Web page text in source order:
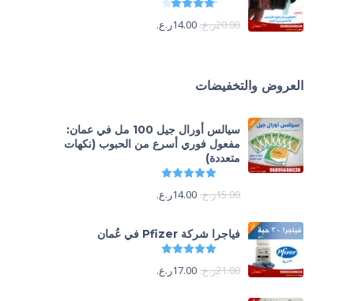
تم التقييم
20.00ر.ع. 14.00ر.ع.
العروض والتخفيضات
سيالس أورال جيل 100 مل في عمان:
مفعول فوري أسرع من الحبوب (نكهات
متعددة)
15.00ر.ع. 14.00ر.ع.
فياجرا شركة Pfizer في عُمان
21.00ر.ع. 17.00ر.ع.